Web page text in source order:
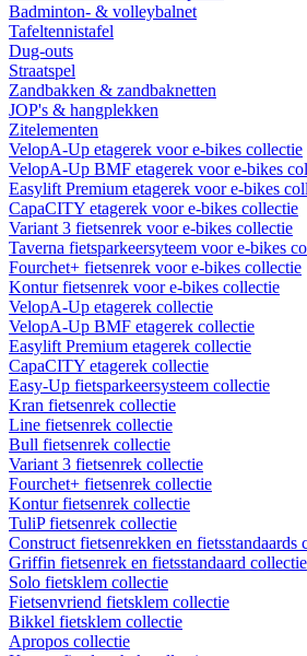
Badminton- & volleybalnet
Tafeltennistafel
Dug-outs
Straatspel
Zandbakken & zandbaknetten
JOP's & hangplekken
Zitelementen
VelopA-Up etagerek voor e-bikes collectie
VelopA-Up BMF etagerek voor e-bikes
Easylift Premium etagerek voor e-bikes
CapaCITY etagerek voor e-bikes collectie
Variant 3 fietsenrek voor e-bikes collectie
Taverna fietsparkeersyteem voor e-bikes
Fourchet+ fietsenrek voor e-bikes collectie
Kontur fietsenrek voor e-bikes collectie
VelopA-Up etagerek collectie
VelopA-Up BMF etagerek collectie
Easylift Premium etagerek collectie
CapaCITY etagerek collectie
Easy-Up fietsparkeersysteem collectie
Kran fietsenrek collectie
Line fietsenrek collectie
Bull fietsenrek collectie
Variant 3 fietsenrek collectie
Fourchet+ fietsenrek collectie
Kontur fietsenrek collectie
TuliP fietsenrek collectie
Construct fietsenrekken en fietsstandaards
Griffin fietsenrek en fietsstandaard collectie
Solo fietsklem collectie
Fietsenvriend fietsklem collectie
Bikkel fietsklem collectie
Apropos collectie